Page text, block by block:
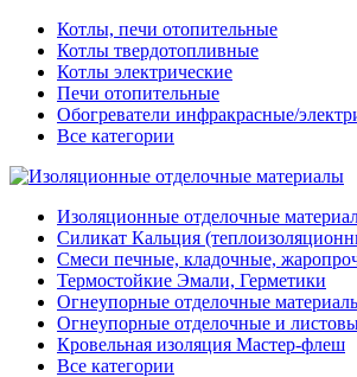
Котлы, печи отопительные
Котлы твердотопливные
Котлы электрические
Печи отопительные
Обогреватели инфракрасные/
Все категории
Изоляционные отделочные
Силикат Кальция
Смеси печные, кладочные,
Термостойкие Эмали, Герметики
Огнеупорные отделочные
Огнеупорные отделочные и
Кровельная изоляция Мастер-флеш
Все категории